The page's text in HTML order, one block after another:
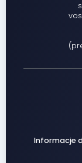
Informacje